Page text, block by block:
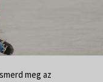
meg az